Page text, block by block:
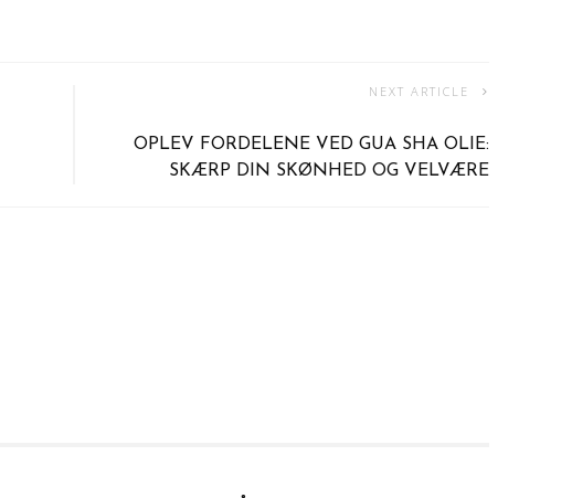
NEXT ARTICLE
OPLEV FORDELENE VED GUA SHA OLIE:
SKÆRP DIN SKØNHED OG VELVÆRE